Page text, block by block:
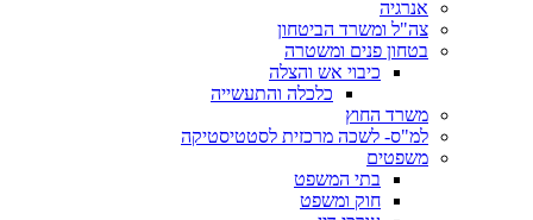
אנרגיה
צה"ל ומשרד הביטחון
בטחון פנים ומשטרה
כיבוי אש והצלה
כלכלה והתעשייה
משרד החוץ
למ"ס- לשכה מרכזית לסטטיסטיקה
משפטים
בתי המשפט
חוק ומשפט